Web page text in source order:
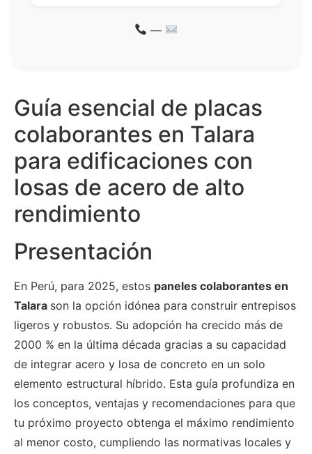
—
Guía esencial de placas
colaborantes en Talara
para edificaciones con
losas de acero de alto
rendimiento
Presentación
En Perú, para 2025, estos paneles colaborantes en
Talara son la opción idónea para construir entrepisos
ligeros y robustos. Su adopción ha crecido más de
2000 % en la última década gracias a su capacidad
de integrar acero y losa de concreto en un solo
elemento estructural híbrido. Esta guía profundiza en
los conceptos, ventajas y recomendaciones para que
tu próximo proyecto obtenga el máximo rendimiento
al menor costo, cumpliendo las normativas locales y